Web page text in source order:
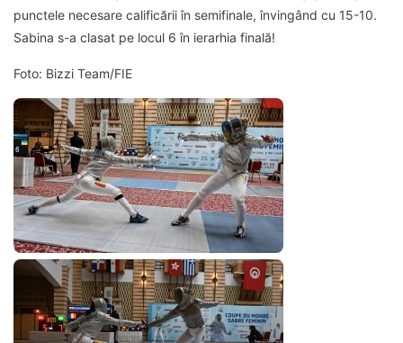
punctele necesare calificării în semifinale, învingând cu 15-10.
Sabina s-a clasat pe locul 6 în ierarhia finală!
Foto: Bizzi Team/FIE